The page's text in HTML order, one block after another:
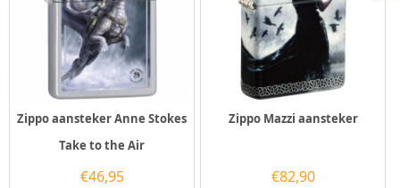
Zippo aansteker Anne Stokes
Take to the Air
€46,95
Zippo Mazzi aansteker
€82,90